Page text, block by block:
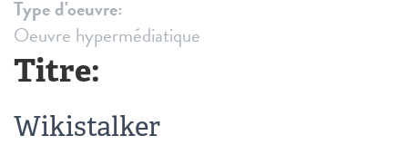
Type d'oeuvre:
Oeuvre hypermédiatique
Titre:
Wikistalker